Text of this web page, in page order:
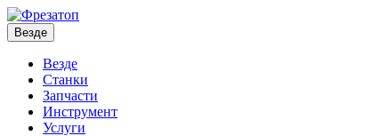
Везде
Везде
Станки
Запчасти
Инструмент
Услуги